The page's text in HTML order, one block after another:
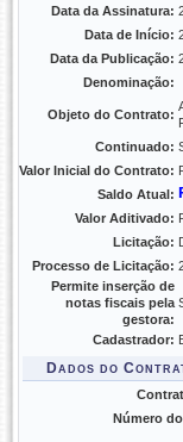
Data da Assinatura:
Data de Início:
Data da Publicação:
Denominação:
Objeto do Contrato:
Continuado:
Valor Inicial do Contrato:
Saldo Atual:
Valor Aditivado:
Licitação:
Processo de Licitação:
Permite inserção de
notas fiscais pela
gestora:
Cadastrador:
Dados do
Número